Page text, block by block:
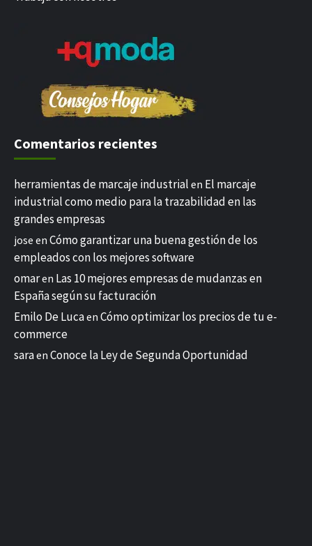
Comentarios recientes
herramientas de marcaje industrial en El marcaje
industrial como medio para la trazabilidad en las
grandes empresas
jose en Cómo garantizar una buena gestión de los
empleados con los mejores software
omaren Las 10 mejores empresas de mudanzas en
España según su facturación
Emilo De Lucaen Cómo optimizar los precios de tu e-
commerce
saraen Conoce la Ley de Segunda Oportunidad